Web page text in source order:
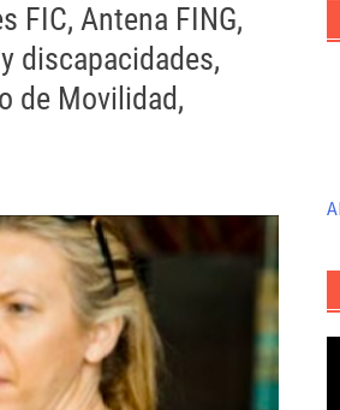
FIC, Antena FING,
discapacidades,
de Movilidad,